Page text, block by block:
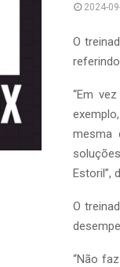
2024-
O
“Em
mesma
Estoril”,
O
“Não